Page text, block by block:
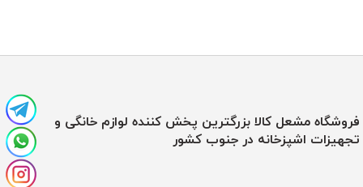
فروشگاه مشعل کالا بزرگترین پخش کننده لوازم خانگی و
تجهیزات اشپزخانه در جنوب کشور